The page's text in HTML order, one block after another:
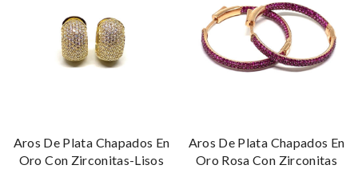
Aros De Plata Chapados En
Oro Con Zirconitas-Lisos
Aros De Plata Chapados En
Oro Rosa Con Zirconitas